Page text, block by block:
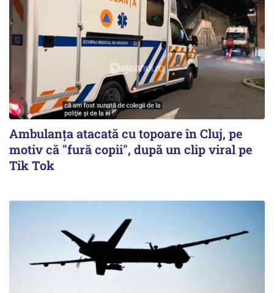
Ambulanța atacată cu topoare în Cluj, pe
motiv că "fură copii", după un clip viral pe
Tik Tok